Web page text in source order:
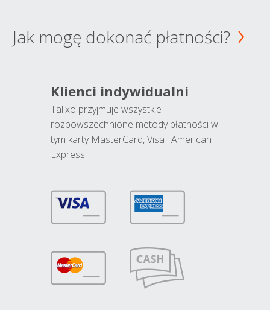
Jak mogę dokonać płatności?
Klienci indywidualni
Talixo przyjmuje wszystkie
rozpowszechnione metody płatności w
tym karty MasterCard, Visa i American
Express.